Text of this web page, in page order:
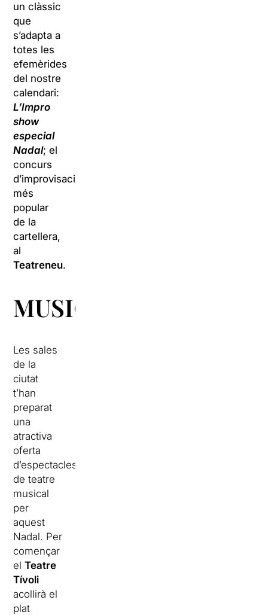
un clàssic
que
s’adapta a
totes les
efemèrides
del nostre
calendari:
L’Impro
show
especial
Nadal; el
concurs
d’improvisació
més
popular
de la
cartellera,
al
Teatreneu.
MUSICALS
Les sales
de la
ciutat
t’han
preparat
una
atractiva
oferta
d’espectacles
de teatre
musical
per
aquest
Nadal. Per
començar
elTeatre
Tívoli
acollirà el
plat